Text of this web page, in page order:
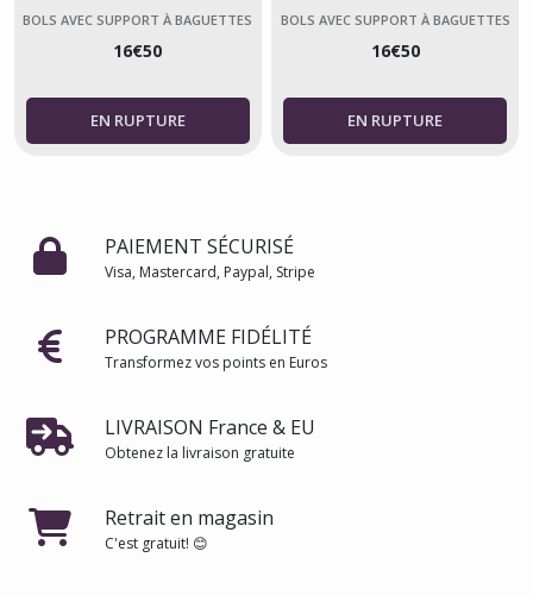
1100 ml
BOLS AVEC SUPPORT À BAGUETTES
16€50
1100 ml
BOLS AVEC SUPPORT À BAGUETTES
16€50
PAIEMENT SÉCURISÉ
Visa, Mastercard, Paypal, Stripe
PROGRAMME FIDÉLITÉ
Transformez vos points en Euros
LIVRAISON France & EU
Obtenez la livraison gratuite
Retrait en magasin
C'est gratuit! 😊